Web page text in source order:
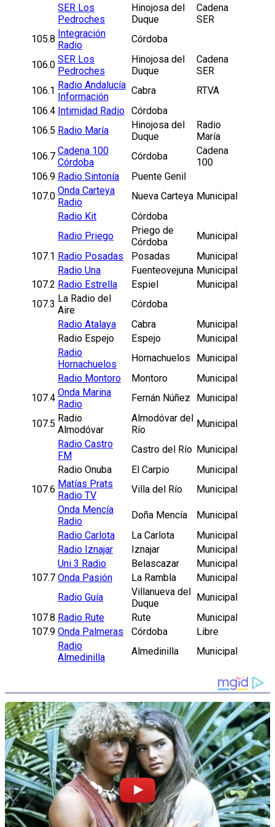
SER Los
Pedroches
Hinojosa del
Duque
Cadena
SER
105.8 Integración
Radio
Córdoba
106.0 SER Los
Pedroches
Hinojosa del
Duque
Cadena
SER
106.1 Radio Andalucía
Información
Cabra
RTVA
106.4 Intimidad Radio Córdoba
106.5 Radio María
Hinojosa del
Duque
Radio
María
106.7 Cadena 100
Córdoba
Córdoba
Cadena
100
106.9 Radio Sintonía
Puente Genil
107.0 Onda Carteya
Radio
Nueva Carteya Municipal
Radio Kit
Córdoba
Radio Priego
Priego de
Córdoba
Municipal
107.1 Radio Posadas Posadas
Municipal
Radio Una
Fuenteovejuna Municipal
107.2 Radio Estrella Espiel
Municipal
107.3 La Radio del
Aire
Córdoba
Radio Atalaya
Cabra
Municipal
Radio Espejo
Espejo
Municipal
Radio
Hornachuelos
Hornachuelos
Municipal
Radio Montoro
Montoro
Municipal
107.4 Onda Marina
Radio
Fernán Núñez Municipal
107.5 Radio
Almodóvar
Almodóvar del
Río
Municipal
Radio Castro
FM
Castro del Río Municipal
Radio Onuba
El Carpio
Municipal
107.6 Matías Prats
Radio TV
Villa del Río
Municipal
Onda Mencía
Radio
Doña Mencía
Municipal
Radio Carlota
La Carlota
Municipal
Radio Iznajar
Iznajar
Municipal
Uni 3 Radio
Belascazar
Municipal
107.7 Onda Pasión La Rambla
Municipal
Radio Guía
Villanueva del
Duque
Municipal
107.8 Radio Rute Rute
Municipal
107.9 Onda Palmeras Córdoba
Libre
Radio
Almedinilla
Almedinilla Municipal